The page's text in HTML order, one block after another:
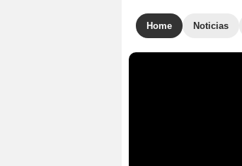
Home Noticias